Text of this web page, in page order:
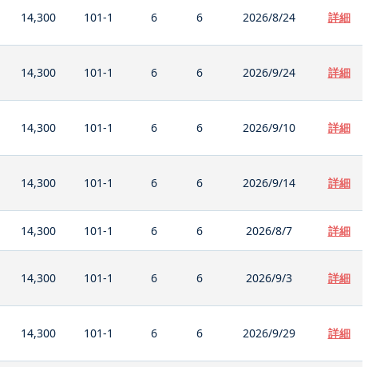
14,300 101-1 6 6 2026/8/24 詳細
14,300 101-1 6 6 2026/9/24 詳細
14,300 101-1 6 6 2026/9/10 詳細
14,300 101-1 6 6 2026/9/14 詳細
14,300 101-1 6 6 2026/8/7 詳細
14,300 101-1 6 6 2026/9/3 詳細
14,300 101-1 6 6 2026/9/29 詳細